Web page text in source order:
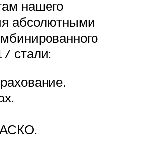
нашего
абсолютными
стали: